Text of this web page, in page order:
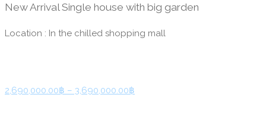
New Arrival Single house with big garden
Location : In the chilled shopping mall
2,690,000.00฿ – 3,690,000.00฿